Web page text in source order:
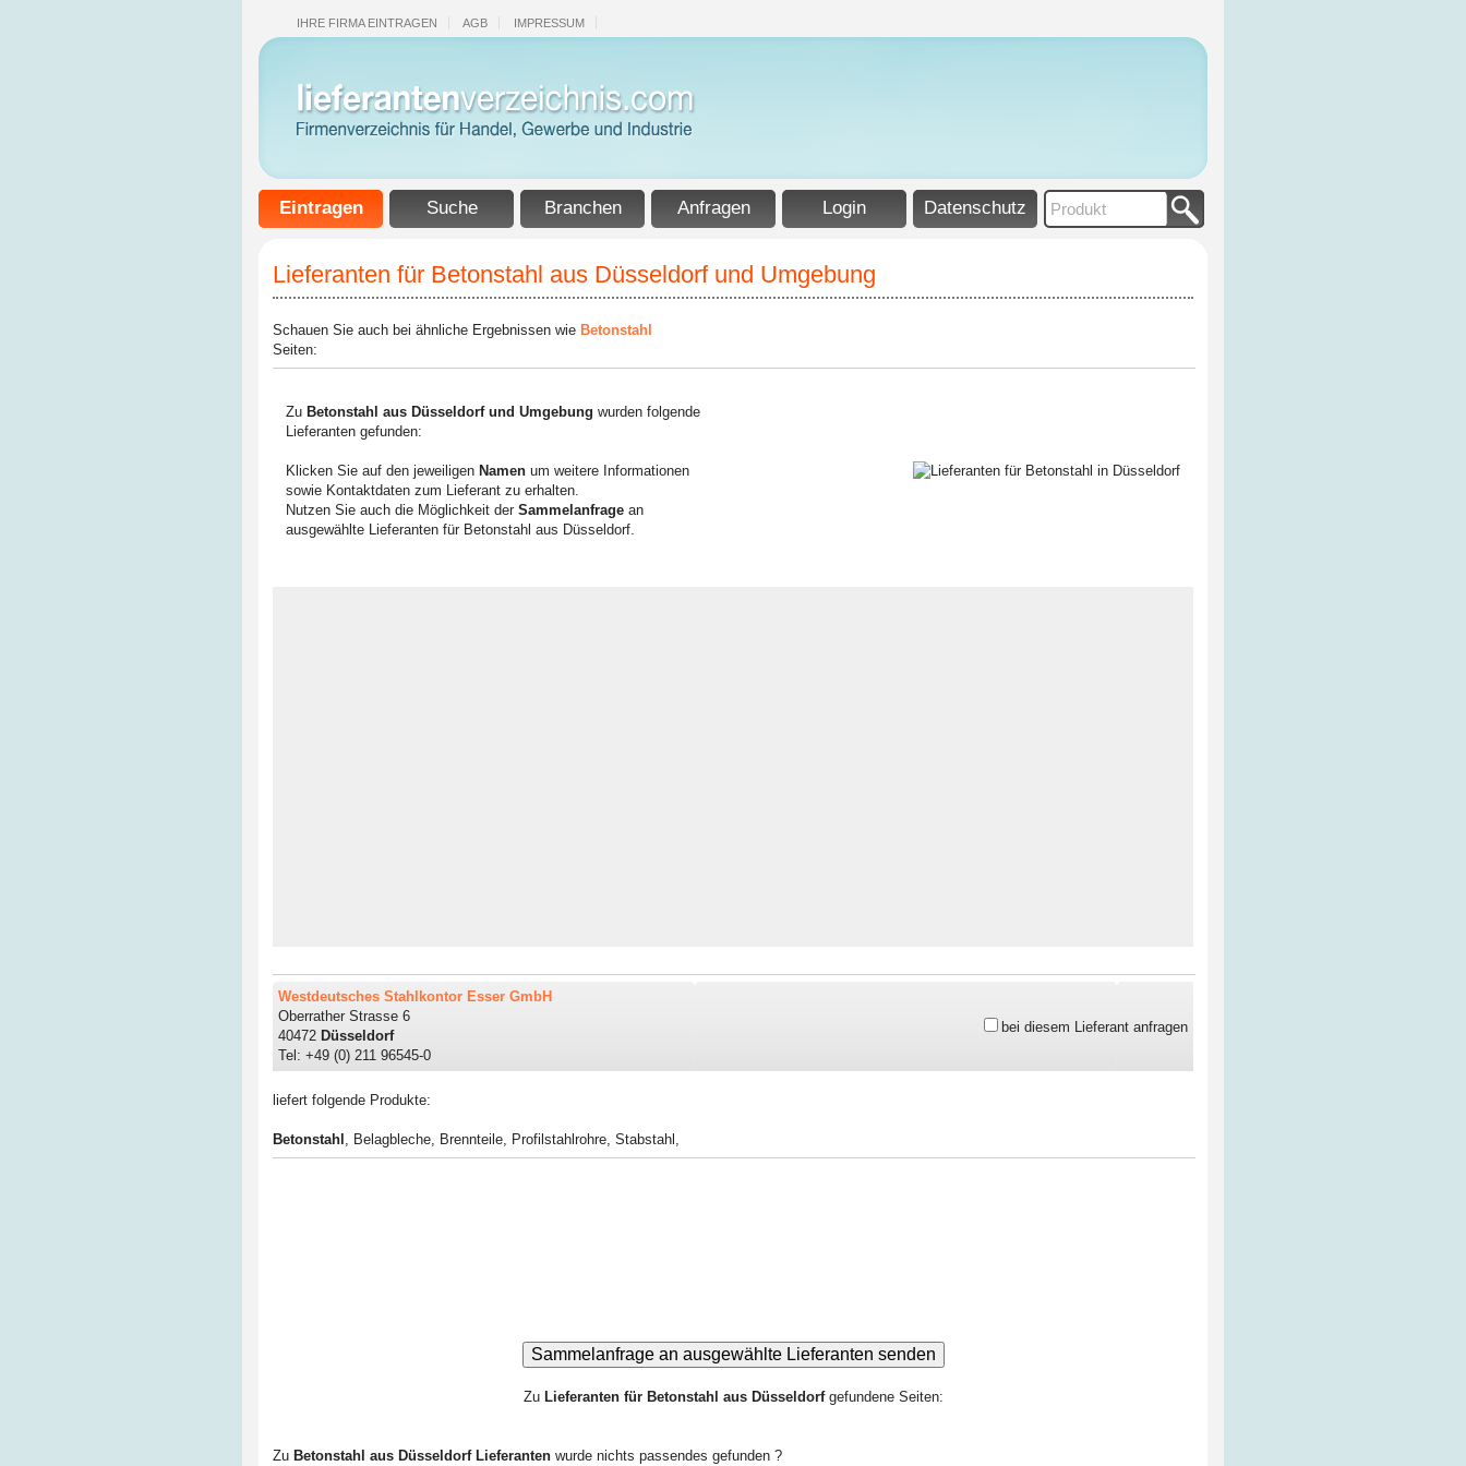
IHRE FIRMA EINTRAGEN AGB IMPRESSUM
Eintragen Suche Branchen Anfragen Login Datenschutz
Lieferanten für Betonstahl aus Düsseldorf und Umgebung
Schauen Sie auch bei ähnliche Ergebnissen wie Betonstahl
Seiten:
Zu Betonstahl aus Düsseldorf und Umgebung wurden folgende
Lieferanten gefunden:
Klicken Sie auf den jeweiligen Namen um weitere Informationen
sowie Kontaktdaten zum Lieferant zu erhalten.
Nutzen Sie auch die Möglichkeit der Sammelanfrage an
ausgewählte Lieferanten für Betonstahl aus Düsseldorf.
Westdeutsches Stahlkontor Esser GmbH
Oberrather Strasse 6
40472 Düsseldorf
Tel: +49 (0) 211 96545-0
bei diesem Lieferant anfragen
liefert folgende Produkte:
Betonstahl , Belagbleche, Brennteile, Profilstahlrohre, Stabstahl ,
Zu Lieferanten für Betonstahl aus Düsseldorfgefundene Seiten:
Zu Betonstahl aus Düsseldorf Lieferanten wurde nichts passendes gefunden ?